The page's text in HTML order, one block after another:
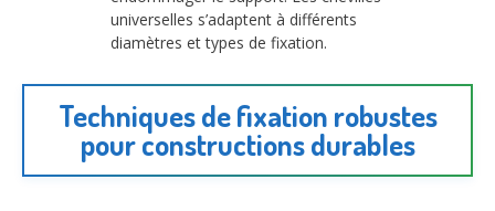
universelles s’adaptent à différents
diamètres et types de fixation.
Techniques de fixation robustes
pour constructions durables